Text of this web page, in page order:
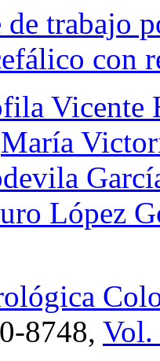
de trabajo
con
Vicente
María
López
8748, Vol.